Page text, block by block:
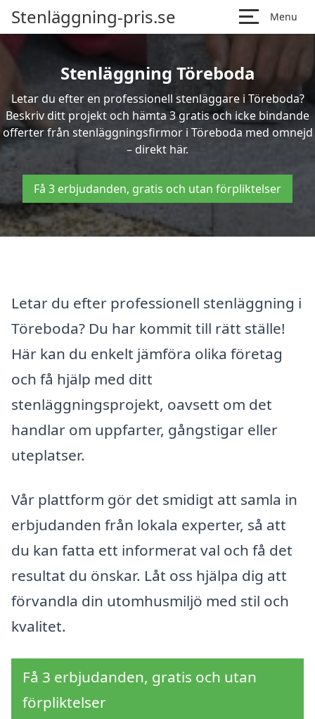
Stenläggning-pris.se Menu
Stenläggning Töreboda
Letar du efter en professionell stenläggare i Töreboda?
Beskriv ditt projekt och hämta 3 gratis och icke bindande
offerter från stenläggningsfirmor i Töreboda med omnejd
– direkt här.
Få 3 erbjudanden, gratis och utan förpliktelser
Letar du efter professionell stenläggning i
Töreboda? Du har kommit till rätt ställe!
Här kan du enkelt jämföra olika företag
och få hjälp med ditt
stenläggningsprojekt, oavsett om det
handlar om uppfarter, gångstigar eller
uteplatser.
Vår plattform gör det smidigt att samla in
erbjudanden från lokala experter, så att
du kan fatta ett informerat val och få det
resultat du önskar. Låt oss hjälpa dig att
förvandla din utomhusmiljö med stil och
kvalitet.
Få 3 erbjudanden, gratis och utan
förpliktelser